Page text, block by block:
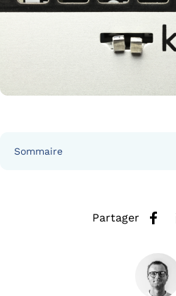
Sommaire
Partager